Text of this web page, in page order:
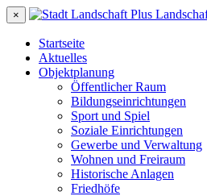
×
Startseite
Aktuelles
Objektplanung
Öffentlicher Raum
Bildungseinrichtungen
Sport und Spiel
Soziale Einrichtungen
Gewerbe und Verwaltung
Wohnen und Freiraum
Historische Anlagen
Friedhöfe